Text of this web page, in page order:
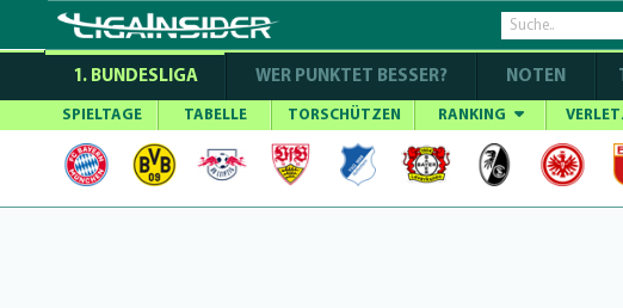
1. BUNDESLIGA WER PUNKTET BESSER? NOTEN
SPIELTAGE TABELLE TORSCHÜTZEN RANKING